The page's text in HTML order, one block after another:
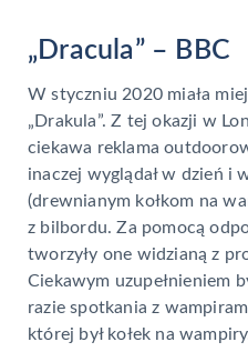
„Dracula” – BBC
W styczniu 2020 miała
„Drakula”. Z tej okazji w
ciekawa reklama
inaczej wyglądał w dzień i
(drewnianym kołkom na
z bilbordu. Za pomocą
tworzyły one widzianą z
Ciekawym uzupełnieniem
razie spotkania z
której był kołek na